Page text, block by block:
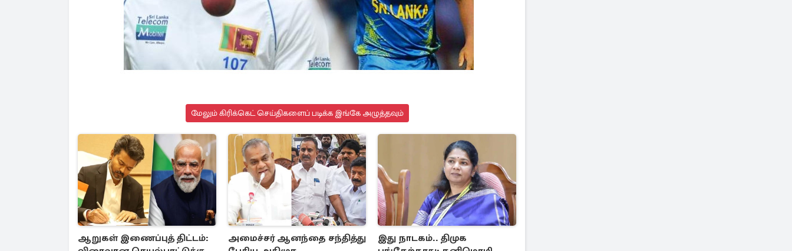
மேலும் கிரிக்கெட் செய்திகளைப் படிக்க இங்கே அழுத்தவும்
ஆறுகள் இணைப்புத் திட்டம்:
அமைச்சர் ஆனந்தை சந்தித்து
இது நாடகம்.. திமுக